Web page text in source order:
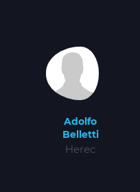
Adolfo
Belletti
Herec